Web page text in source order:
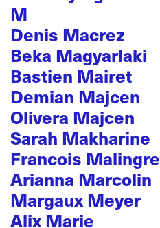
M
Denis Macrez
Beka Magyarlaki
Bastien Mairet
Demian Majcen
Olivera Majcen
Sarah Makharine
Francois
Arianna Marcolin
Margaux Meyer
Alix Marie